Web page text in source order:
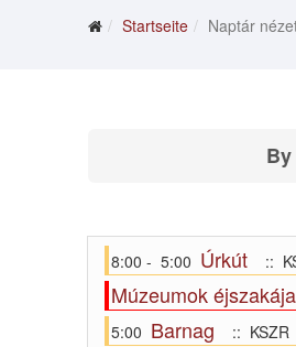
Startseite Naptár
8:00 - 5:00 Úrkút ::
Múzeumok éjszakája
5:00 Barnag :: KSZR